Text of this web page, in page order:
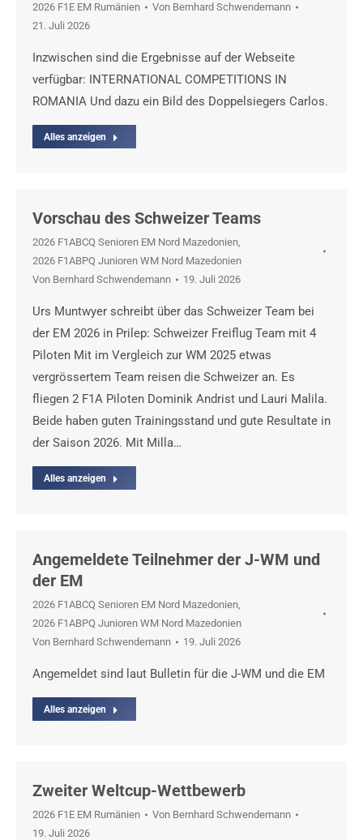
2026 F1E EM Rumänien Von Bernhard Schwendemann
21. Juli 2026
Inzwischen sind die Ergebnisse auf der Webseite
verfügbar: INTERNATIONAL COMPETITIONS IN
ROMANIA Und dazu ein Bild des Doppelsiegers Carlos.
Alles anzeigen
Vorschau des Schweizer Teams
2026 F1ABCQ Senioren EM Nord Mazedonien,
2026 F1ABPQ Junioren WM Nord Mazedonien
Von Bernhard Schwendemann 19. Juli 2026
Urs Muntwyer schreibt über das Schweizer Team bei
der EM 2026 in Prilep: Schweizer Freiflug Team mit 4
Piloten Mit im Vergleich zur WM 2025 etwas
vergrössertem Team reisen die Schweizer an. Es
fliegen 2 F1A Piloten Dominik Andrist und Lauri Malila.
Beide haben guten Trainingsstand und gute Resultate in
der Saison 2026. Mit Milla…
Alles anzeigen
Angemeldete Teilnehmer der J-WM und
der EM
2026 F1ABCQ Senioren EM Nord Mazedonien,
2026 F1ABPQ Junioren WM Nord Mazedonien
Von Bernhard Schwendemann 19. Juli 2026
Angemeldet sind laut Bulletin für die J-WM und die EM
Alles anzeigen
Zweiter Weltcup-Wettbewerb
2026 F1E EM Rumänien Von Bernhard Schwendemann
19. Juli 2026